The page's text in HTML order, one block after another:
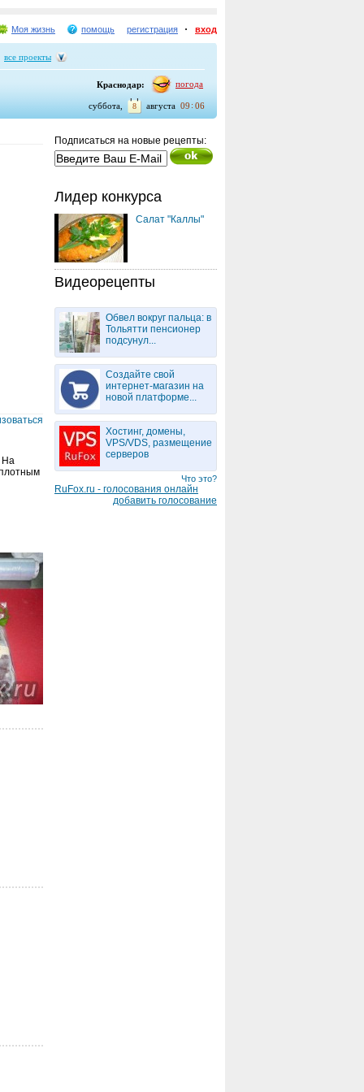
Моя жизнь помощь регистрация вход
все проекты
Краснодар: погода
09 06
августа
8
суббота,
Подписаться на новые рецепты:
Лидер конкурса
Салат "Каллы"
Видеорецепты
Обвел вокруг пальца: в
Тольятти пенсионер
подсунул...
Создайте свой
интернет-магазин на
новой платформе...
Хостинг, домены,
VPS/VDS, размещение
серверов
Что это?
RuFox.ru - голосования онлайн
добавить голосование
На